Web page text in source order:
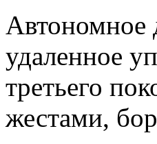
Автономное
удаленное
третьего
жестами,